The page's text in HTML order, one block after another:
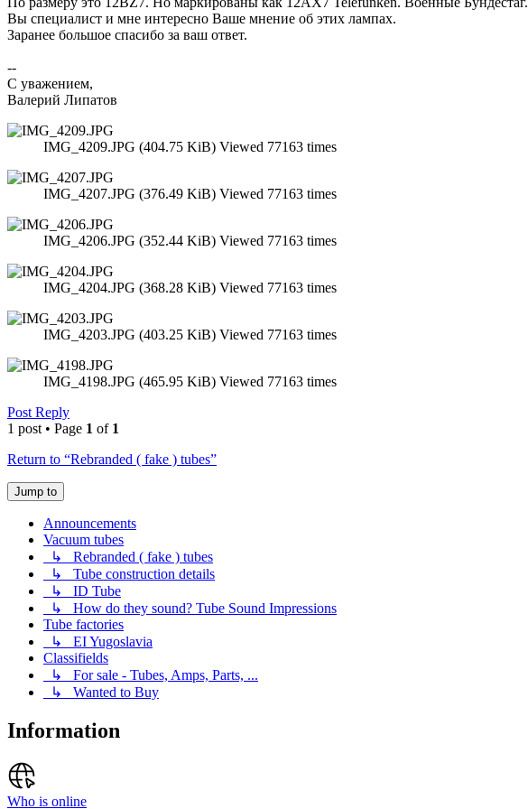
Вы специалист и мне интересно Ваше мнение об этих лампах.
Заранее большое спасибо за ваш ответ.
--
С уважением,
Валерий Липатов
IMG_4209.JPG (404.75 KiB) Viewed 77163 times
IMG_4207.JPG (376.49 KiB) Viewed 77163 times
IMG_4206.JPG (352.44 KiB) Viewed 77163 times
IMG_4204.JPG (368.28 KiB) Viewed 77163 times
IMG_4203.JPG (403.25 KiB) Viewed 77163 times
IMG_4198.JPG (465.95 KiB) Viewed 77163 times
Post Reply
1 post • Page 1 of 1
Return to “Rebranded ( fake ) tubes”
Jump to
Announcements
Vacuum tubes
↳ Rebranded ( fake ) tubes
↳ Tube construction details
↳ ID Tube
↳ How do they sound? Tube Sound Impressions
Tube factories
↳ EI Yugoslavia
Classifields
↳ For sale - Tubes, Amps, Parts, ...
↳ Wanted to Buy
Information
Who is online